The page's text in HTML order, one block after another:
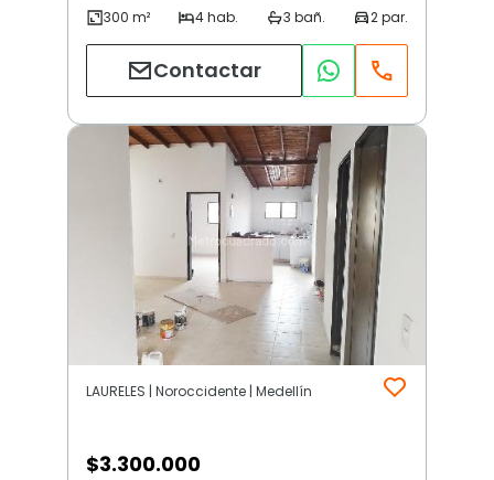
Contactar
LAURELES | Noroccidente | Medellín
$3.300.000